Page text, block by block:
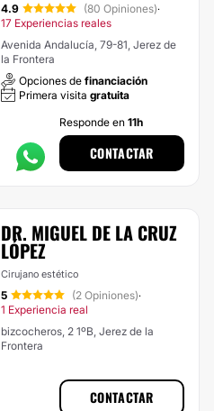
4.9 (80 Opiniones)·
17 Experiencias reales
Avenida Andalucía, 79-81, Jerez de
la Frontera
Opciones de financiación
Primera visita gratuita
Responde en 11h
CONTACTAR
DR. MIGUEL DE LA CRUZ
LÓPEZ
Cirujano estético
5 (2 Opiniones)·
1 Experiencia real
bizcocheros, 2 1ºB, Jerez de la
Frontera
CONTACTAR